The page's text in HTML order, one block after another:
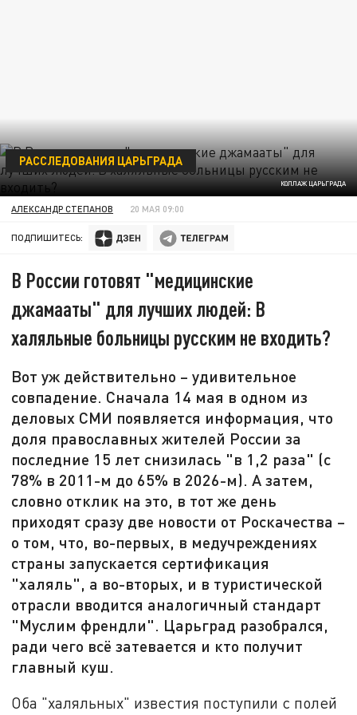
КОЛЛАЖ ЦАРЬГРАДА
РАССЛЕДОВАНИЯ ЦАРЬГРАДА
АЛЕКСАНДР СТЕПАНОВ 20 МАЯ 09:00
ПОДПИШИТЕСЬ:
В России готовят "медицинские
джамааты" для лучших людей: В
халяльные больницы русским не входить?
Вот уж действительно – удивительное
совпадение. Сначала 14 мая в одном из
деловых СМИ появляется информация, что
доля православных жителей России за
последние 15 лет снизилась "в 1,2 раза" (с
78% в 2011-м до 65% в 2026-м). А затем,
словно отклик на это, в тот же день
приходят сразу две новости от Роскачества –
о том, что, во-первых, в медучреждениях
страны запускается сертификация
"халяль", а во-вторых, и в туристической
отрасли вводится аналогичный стандарт
"Муслим френдли". Царьград разобрался,
ради чего всё затевается и кто получит
главный куш.
Оба "халяльных" известия поступили с полей